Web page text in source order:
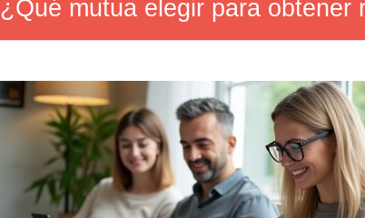
¿Qué mutua elegir para obtener